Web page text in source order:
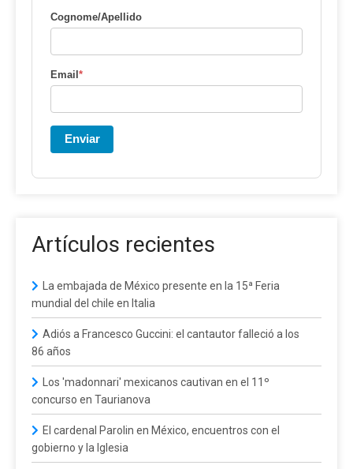
Cognome/Apellido
Email*
Enviar
Artículos recientes
La embajada de México presente en la 15ª Feria
mundial del chile en Italia
Adiós a Francesco Guccini: el cantautor falleció a los
86 años
Los 'madonnari' mexicanos cautivan en el 11º
concurso en Taurianova
El cardenal Parolin en México, encuentros con el
gobierno y la Iglesia